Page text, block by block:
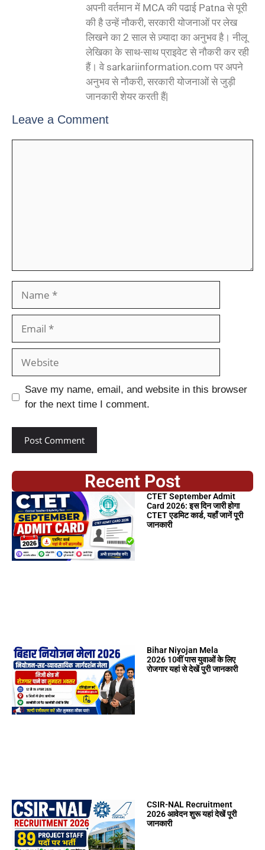
अपनी वर्तमान में MCA की पढाई Patna से पूरी
की है उन्हें नौकरी, सरकारी योजनाओं पर लेख
लिखने का 2 साल से ज़्यादा का अनुभव है। नीलू
लेखिका के साथ-साथ प्राइवेट से नौकरी कर रही
हैं। वे sarkariinformation.com पर अपने
अनुभव से नौकरी, सरकारी योजनाओं से जुड़ी
जानकारी शेयर करती हैं|
Leave a Comment
Save my name, email, and website in this browser
for the next time I comment.
Recent Post
CTET September Admit
Card 2026: इस दिन जारी होगा
CTET एडमिट कार्ड, यहाँ जानें पूरी
जानकारी
Bihar Niyojan Mela
2026 10वीं पास युवाओं के लिए
रोजगार यहां से देखें पुरी जानकारी
CSIR-NAL Recruitment
2026 आवेदन शुरू यहां देखें पूरी
जानकारी